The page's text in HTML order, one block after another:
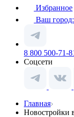
Избранное
Ваш город:
8 800 500-71-
Соцсети
Главная
Новостройки